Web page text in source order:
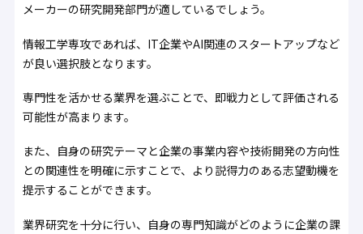
メーカーの研究開発部門が適しているでしょう。
情報工学専攻であれば、IT企業やAI関連のスタートアップなど
が良い選択肢となります。
専門性を活かせる業界を選ぶことで、即戦力として評価される
可能性が高まります。
また、自身の研究テーマと企業の事業内容や技術開発の方向性
との関連性を明確に示すことで、より説得力のある志望動機を
提示することができます。
業界研究を十分に行い、自身の専門知識がどのように企業の課